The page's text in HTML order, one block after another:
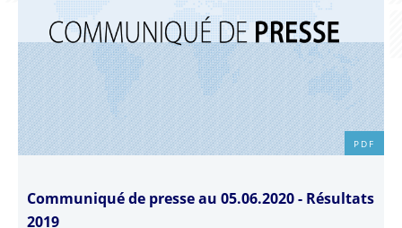
PDF
Communiqué de presse au 05.06.2020 - Résultats
2019